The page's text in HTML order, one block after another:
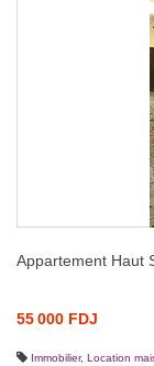
Appartement Haut
55 000 FDJ
Immobilier, Location